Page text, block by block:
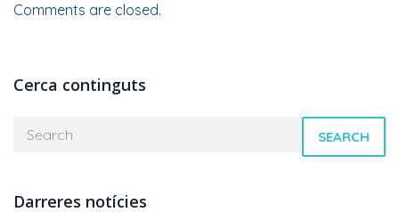
Comments are closed.
Cerca continguts
SEARCH
Darreres notícies